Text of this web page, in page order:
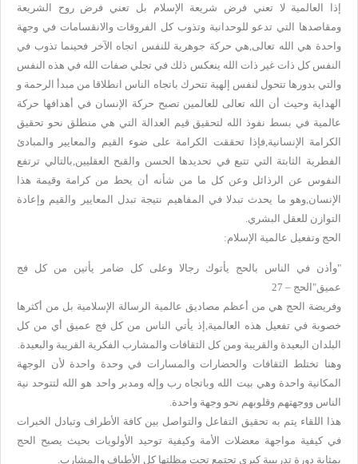
إذا العالمية لا تعني فرض شريعة الإسلام بل تعني فرض روح الشريعة
ومقاصدها التي تدعو للوحدانية وتذوب كل الفروقات والانقسامات في وجهة
واحدة هي الله تعالى,هي حركة جوهرية للنفس اتجاه الآخر فحينما تذوب في
النفس كل ذات غير ذات الله ينعكس ذلك في تجلي صفات الله في هذه النفس
والتي بدورها تتحول لنفس إلهية تتحرك باتجاه الناس انطلاقا من مبدأ الرحمة و
الهداية وحيث أن الله تعالى للعالمين تصبح حركة الإنسان في أهدافها حركة
عالمية في بسط نفوذ الله لتحقيق قيم العدالة التي هي منطلق نحو تحقيق
الكرامة الإنسانية,فإذا تحققت الكرامة على ضوء القيم والمعايير والمبادئ
الفطرية الثابتة التي تتبع في تحديدها الحسن والقبح العقليين,بالتالي ترتفع
النفوس عن الرذائل وعن كل ما من شأنه أن يحط من كرامة وقيمة هذا
الإنسان,وهو ما يحدث تبدلا في المفاهيم نتيجة تبدل المعايير والقيم وإعادة
التوازن للعقل البشري.
الحج وتفعيل عالمية الإسلام:
"وأذن في الناس بالحج يأتوك رجالا وعلى كل ضامر يأتين من كل فج
عميق"الحج – 27
وفريضة الحج هي من أعظم مصاديق عالمية الرسالة الإسلامية بل من أكثرها
خصوبة في تفعيل هذه العالمية,إذ يأتي الناس من كل فج عميق أي من كل
البلدان البعيدة والقريبة ومن كل الثقافات والمشارب الفكرية القريبة والبعيدة.
وهنا تختلط الثقافات والحضارات والمسارات في وحدة واحدة لأن الوجهة
المكانية واحدة وهي بيت الله وباتجاه رب وإله ومدبر واحد هو الله لتتوحد نية
الناس ووجهتهم وقلوبهم نحو وجهة واحدة.
هذا اللقاء يتم به تحقيق التفاعل والتواصل بين كافة الأطراف وتبادل الخبرات
في كيفية مواجهة معضلات الأمة وكيفية توحيد الأولويات بحيث يصبح الحج
بمثابة دورة تدريبية كبرى تجتمع تحت مظلتها كل الأطياف والمشارب.